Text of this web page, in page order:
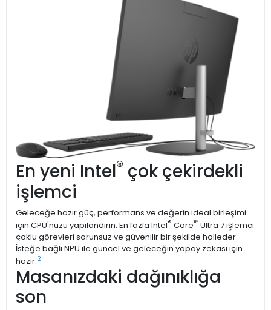
En yeni Intel® çok çekirdekli
işlemci
Geleceğe hazır güç, performans ve değerin ideal birleşimi
için CPU'nuzu yapılandırın. En fazla Intel® Core™ Ultra 7 işlemci
çoklu görevleri sorunsuz ve güvenilir bir şekilde halleder.
İsteğe bağlı NPU ile güncel ve geleceğin yapay zekası için
hazır.2
Masanızdaki dağınıklığa
son